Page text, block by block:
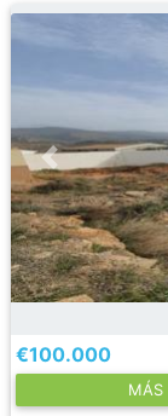
€100.000
МÁS